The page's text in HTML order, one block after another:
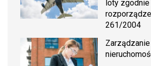
loty zgodnie
261/2004
Zarządzanie